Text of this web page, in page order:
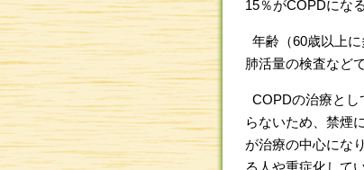
15％がCOPDにな
年齢（60歳以上
肺活量の検査など
COPDの治療とし
らないため、禁煙
が治療の中心にな
る人や重症化して